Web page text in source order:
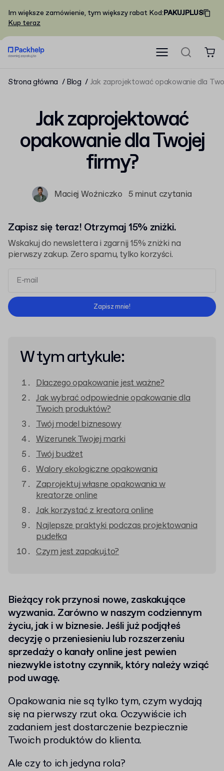
Im większe zamówienie, tym większy rabat Kod:PAKUJPLUS
Kup teraz
Strona główna Blog Jak zaprojektować opakowanie dla
Jak zaprojektować
opakowanie dla Twojej
firmy?
Maciej Woźniczko 5 minut czytania
Zapisz się teraz! Otrzymaj 15% zniżki.
Wskakuj do newslettera i zgarnij 15% zniżki na
pierwszy zakup. Zero spamu, tylko korzyści.
Regulaminem Polityką Prywatności
Zapisz mnie!
W tym artykule:
Dlaczego opakowanie jest ważne?
Jak wybrać odpowiednie opakowanie dla
Twoich produktów?
Twój model biznesowy
Wizerunek Twojej marki
Twój budżet
Walory ekologiczne opakowania
Zaprojektuj własne opakowania w
kreatorze online
Jak korzystać z kreatora online
Najlepsze praktyki podczas projektowania
pudełka
Czym jest zapakuj.to?
Bieżący rok przynosi nowe, zaskakujące
wyzwania. Zarówno w naszym codziennym
życiu, jak i w biznesie. Jeśli już podjąłeś
decyzję o przeniesieniu lub rozszerzeniu
sprzedaży o kanały online jest pewien
niezwykle istotny czynnik, który należy wziąć
pod uwagę.
Opakowania nie są tylko tym, czym wydają
się na pierwszy rzut oka. Oczywiście ich
zadaniem jest dostarczenie bezpiecznie
Twoich produktów do klienta.
Ale czy to ich jedyna rola?